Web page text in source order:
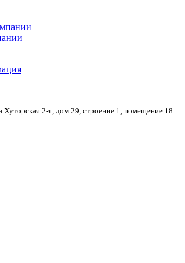
Хуторская 2-я, дом 29, строение 1, помещение 18